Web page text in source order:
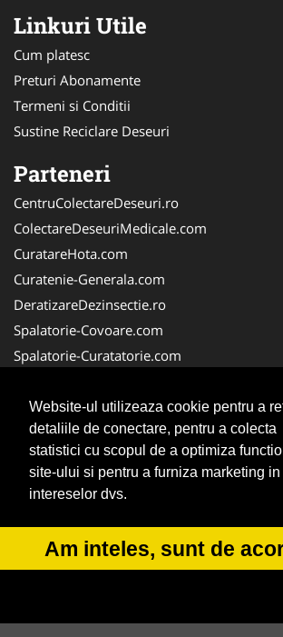
Website-ul utilizeaza cookie pentru a
detaliile de conectare, pentru a colecta
statistici cu scopul de a optimiza
site-ului si pentru a furniza marketing in
intereselor dvs.
Am inteles, sunt de
Linkuri Utile
Cum platesc
Preturi Abonamente
Termeni si Conditii
Sustine Reciclare Deseuri
Parteneri
CentruColectareDeseuri.ro
ColectareDeseuriMedicale.com
CuratareHota.com
Curatenie-Generala.com
DeratizareDezinsectie.ro
Spalatorie-Covoare.com
Spalatorie-Curatatorie.com
FirmaDeratizare.ro
Service-Reparatii.com
Servicii-DDD.com
ServiciiAlpinism.ro
© 2014-2026 Powered byVilonMedia&
ANPC SOL